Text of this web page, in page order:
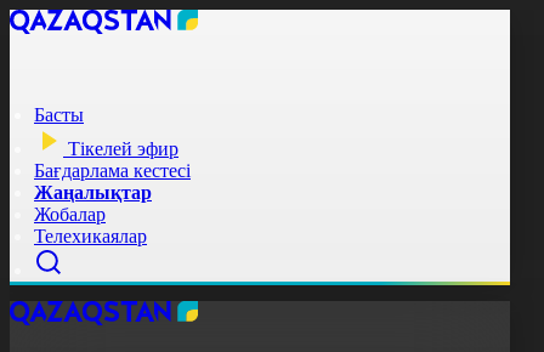
Басты
Тікелей эфир
Бағдарлама кестесі
Жаңалықтар
Жобалар
Телехикаялар